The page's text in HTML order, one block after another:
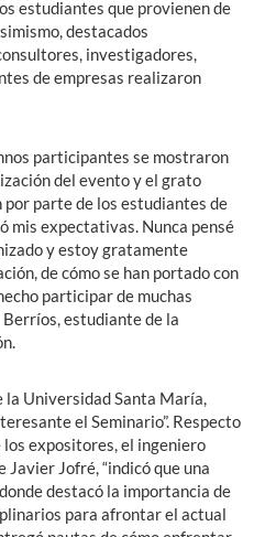
estudiantes que provienen de
destacados
investigadores,
de empresas realizaron
participantes se mostraron
del evento y el grato
parte de los estudiantes de
mis expectativas. Nunca pensé
y estoy gratamente
de cómo se han portado con
participar de muchas
estudiante de la
la Universidad Santa María,
el Seminario”. Respecto
los expositores, el ingeniero
Javier Jofré, “indicó que una
destacó la importancia de
para afrontar el actual